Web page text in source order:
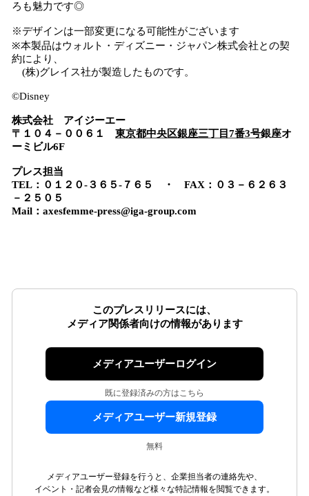
ろも魅力です◎
※デザインは一部変更になる可能性がございます
※本製品はウォルト・ディズニー・ジャパン株式会社との契
約により、
(株)グレイス社が製造したものです。
©Disney
株式会社 アイジーエー
〒１０４－００６１
東京都中央区銀座三丁目7番3号銀座オ
ーミビル6F
プレス担当
TEL： ０１２０-３６５-７６５ ・ FAX：０３－６２６３
－２５０５
Mail： axesfemme-press@iga-group.com
このプレスリリースには、
メディア関係者向けの情報があります
メディアユーザーログイン
既に登録済みの方はこちら
メディアユーザー新規登録
無料
メディアユーザー登録を行うと、企業担当者の連絡先や、
イベント・記者会見の情報など様々な特記情報を閲覧できます。